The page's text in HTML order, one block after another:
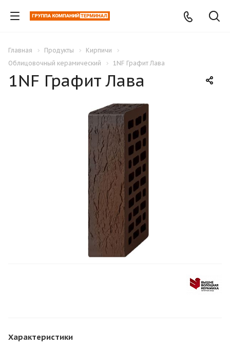
Главная Продукты
Кирпичи
Облицовочный керамический
1NF Графит Лава
1NF Графит Лава
Характеристики